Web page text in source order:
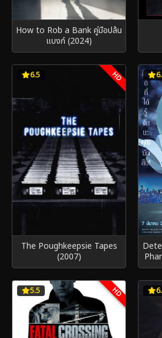
How to Rob a Bank คู่มือปล้น
แบงก์ (2024)
6.5 HD
The Poughkeepsie Tapes
(2007)
โคนั
5.5 HD